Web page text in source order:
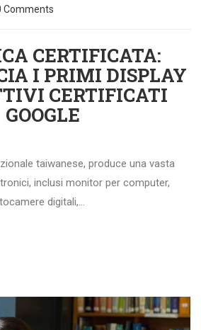
Comments
CERTIFICATA:
I PRIMI DISPLAY
CERTIFICATI
GOOGLE
taiwanese, produce una vasta
inclusi monitor per computer,
digitali,…